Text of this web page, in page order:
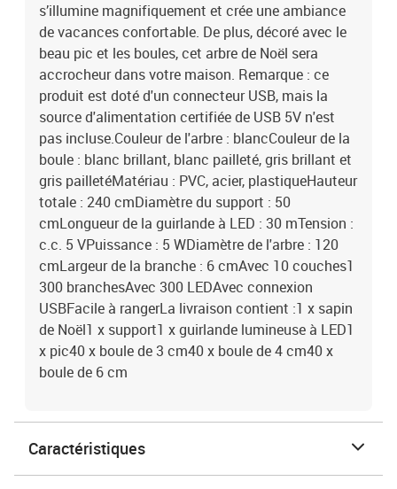
s’illumine magnifiquement et crée une ambiance
de vacances confortable. De plus, décoré avec le
beau pic et les boules, cet arbre de Noël sera
accrocheur dans votre maison. Remarque : ce
produit est doté d'un connecteur USB, mais la
source d'alimentation certifiée de USB 5V n'est
pas incluse.Couleur de l'arbre : blancCouleur de la
boule : blanc brillant, blanc pailleté, gris brillant et
gris pailletéMatériau : PVC, acier, plastiqueHauteur
totale : 240 cmDiamètre du support : 50
cmLongueur de la guirlande à LED : 30 mTension :
c.c. 5 VPuissance : 5 WDiamètre de l'arbre : 120
cmLargeur de la branche : 6 cmAvec 10 couches1
300 branchesAvec 300 LEDAvec connexion
USBFacile à rangerLa livraison contient :1 x sapin
de Noël1 x support1 x guirlande lumineuse à LED1
x pic40 x boule de 3 cm40 x boule de 4 cm40 x
boule de 6 cm
Caractéristiques